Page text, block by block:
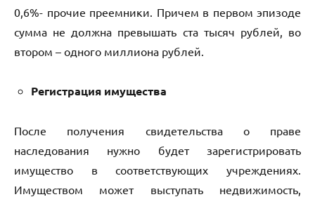
0,6%- прочие преемники. Причем в первом эпизоде
сумма не должна превышать ста тысяч рублей, во
втором – одного миллиона рублей.
Регистрация имущества
После получения свидетельства о праве
наследования нужно будет зарегистрировать
имущество в соответствующих учреждениях.
Имуществом может выступать недвижимость,